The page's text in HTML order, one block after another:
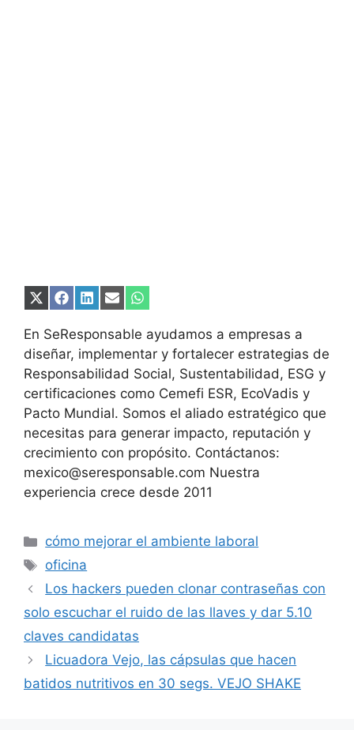
Compartir
X
(Twitter)
Compartir
Facebook
Compartir
LinkedIn
Compartir
Email
Compartir
WhatsApp
En SeResponsable ayudamos a empresas a
diseñar, implementar y fortalecer estrategias de
Responsabilidad Social, Sustentabilidad, ESG y
certificaciones como Cemefi ESR, EcoVadis y
Pacto Mundial. Somos el aliado estratégico que
necesitas para generar impacto, reputación y
crecimiento con propósito. Contáctanos:
mexico@seresponsable.com Nuestra
experiencia crece desde 2011
Categorías
cómo mejorar el ambiente laboral
Etiquetas
oficina
Los hackers pueden clonar contraseñas con
solo escuchar el ruido de las llaves y dar 5.10
claves candidatas
Licuadora Vejo, las cápsulas que hacen
batidos nutritivos en 30 segs. VEJO SHAKE